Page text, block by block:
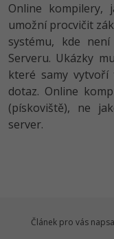
Online kompilery,
umožní procvičit
systému, kde
Serveru. Ukázky
které samy
dotaz. Online
(pískoviště), ne
server.
Článek pro vás